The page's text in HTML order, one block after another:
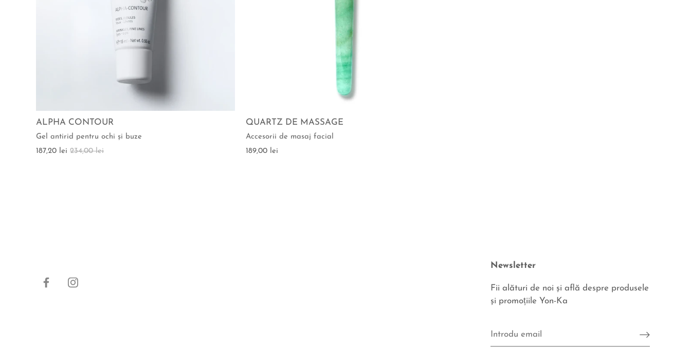
ALPHA CONTOUR
Gel antirid pentru ochi şi buze
187,20 lei 234,00 lei
QUARTZ DE MASSAGE
Accesorii de masaj facial
189,00 lei
Newsletter
Fii alături de noi şi află despre produsele
şi promoțiile Yon-Ka